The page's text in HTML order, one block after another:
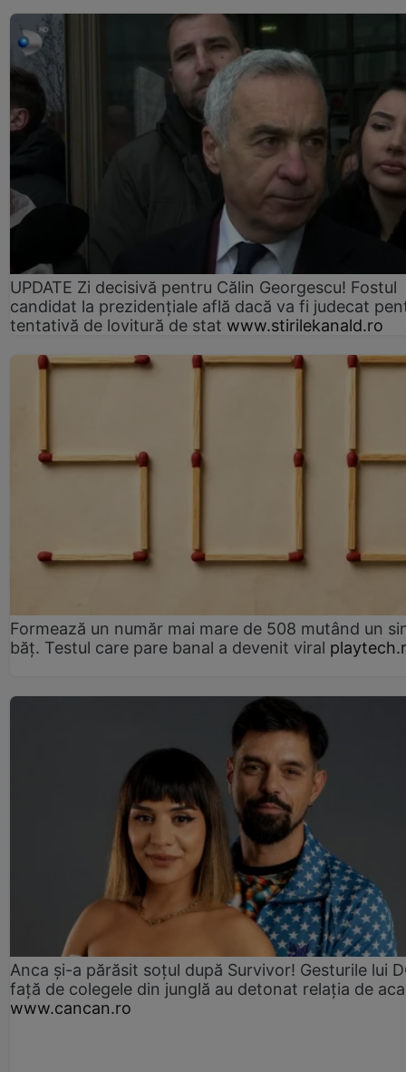
UPDATE Zi decisivă pentru Călin Georgescu! Fostul
candidat la prezidențiale află dacă va fi judecat
tentativă de lovitură de stat www.stirilekanald.ro
Formează un număr mai mare de 508 mutând un
băț. Testul care pare banal a devenit viral
Anca și-a părăsit soțul după Survivor! Gesturile lui
față de colegele din junglă au detonat relația de
www.cancan.ro